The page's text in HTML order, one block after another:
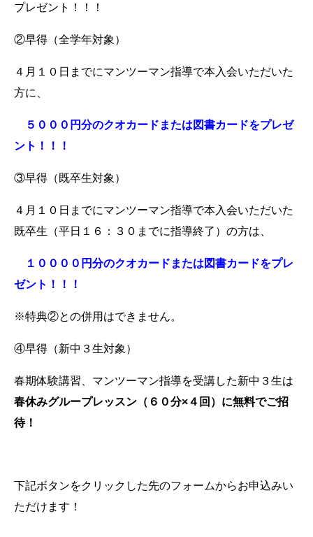
プレゼント！！！
②早得（全学年対象）
４月１０日までにマンツーマン指導で本入会いただいた
方に、
５０００円分のクオカードまたは図書カードをプレゼ
ント！！！
③早得（既卒生対象）
４月１０日までにマンツーマン指導で本入会いただいた
既卒生（平日１６：３０までに指導終了）の方は、
１００００円分のクオカードまたは図書カードをプレ
ゼント！！！
※特典②との併用はできません。
④早得（新中３生対象）
春期体験講習、マンツーマン指導を受講した新中３生は
春休みグループレッスン（６０分×４回）に無料でご招
待！
下記ボタンをクリックした先のフォームからお申込みい
ただけます！